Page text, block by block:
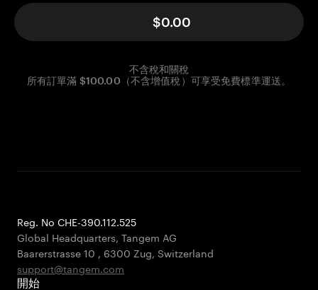
$0.00
不含稅和關稅
所有訂單滿 $100.00（不含增值稅）可享受免費標準運送。
Reg. No CHE-390.112.525
Global Headquarters, Tangem AG
Baarerstrasse 10 , 6300 Zug, Switzerland
support@tangem.com
開始